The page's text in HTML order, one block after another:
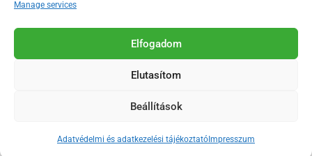
Manage services
Elfogadom
Elutasítom
Beállítások
Adatvédelmi és adatkezelési tájékoztató Impresszum
o
o
-
b
e
s
r
e
Az Érd Média médiaszolgáltatási tevékenységét a
Médiatanács a Magyar Média Mecenatúra program
2018-2026. © Minden jog fenntartva, Érd Megyei Jogú Város